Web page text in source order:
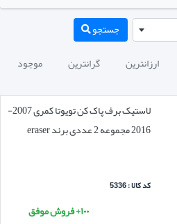
جستجو
ارزانترین گرانترین موجود
لاستیک برف پاک کن تویوتا کمری 2007-
2016 مجموعه 2 عددی برند eraser
کد کالا : 5336
۱۰۰+ فروش موفق